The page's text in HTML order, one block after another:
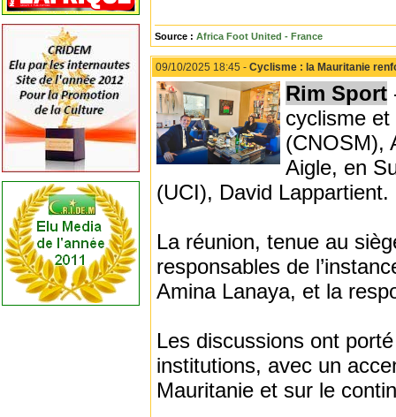
Source : Africa Foot United - France
09/10/2025 18:45 - Cyclisme : la Mauritanie
Rim Sport
cyclisme
(CNOSM),
Aigle, en
(UCI), David Lappartient.
La réunion, tenue au
responsables de
Amina Lanaya, et la
Les discussions ont
institutions, avec un
Mauritanie et sur le